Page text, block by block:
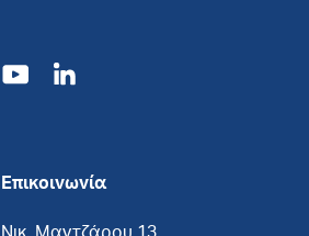
Επικοινωνία
Νικ. Μαντζάρου 13,